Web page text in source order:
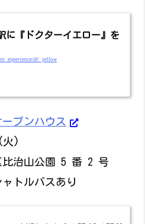
に『ドクターイエロー』を
dr_yellow
プンハウス
火)
比治山公園 5 番 2 号
ャトルバスあり